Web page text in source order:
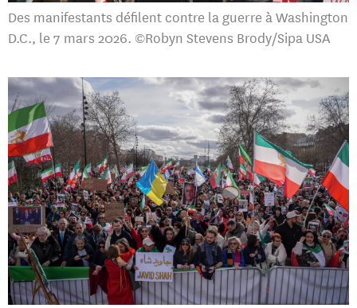
Des manifestants défilent contre la guerre à Washington
D.C., le 7 mars 2026. ©Robyn Stevens Brody/Sipa USA